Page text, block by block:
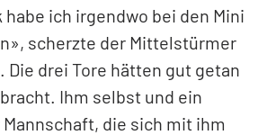
ich irgendwo bei den Mini
scherzte der Mittelstürmer
Die drei Tore hätten gut getan
Ihm selbst und ein
die sich mit ihm